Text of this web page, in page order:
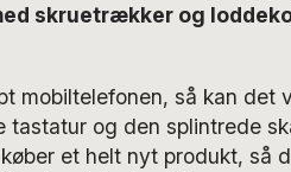
skruetrækker og
mobiltelefonen, så kan det
og den splintrede
et helt nyt produkt, så